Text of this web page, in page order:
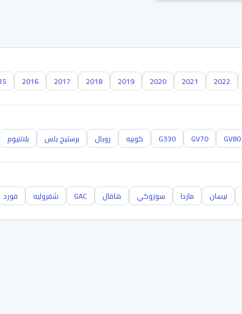
2022
2021
2020
2019
2018
2017
2016
GV80
GV70
G330 كوبيه رويال برستيج بلس بلاتنيوم
نيسان مازدا سوزوكي هافال GAC شفروليه فورد